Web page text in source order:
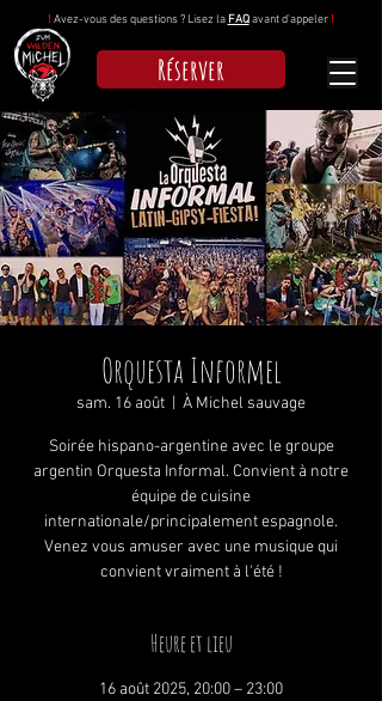
! Avez-vous des questions ? Lisez la FAQavant d'appeler !
Réserver
Orquesta Informel
sam. 16 août À Michel sauvage
Soirée hispano-argentine avec le groupe
argentin Orquesta Informal. Convient à notre
équipe de cuisine
internationale/principalement espagnole.
Venez vous amuser avec une musique qui
convient vraiment à l'été !
Heure et lieu
16 août 2025, 20:00 – 23:00